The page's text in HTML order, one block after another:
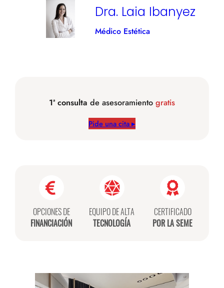
Dra. Laia Ibanyez
Médico Estética
1ª consulta de asesoramiento gratis
Pide una cita ▸
OPCIONES DE
FINANCIACIÓN
EQUIPO DE ALTA
TECNOLOGÍA
CERTIFICADO
POR LA SEME